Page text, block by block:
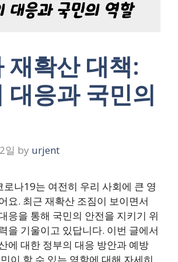
재확산 대책:
대응과 국민의
일 by urjent
나19는 여전히 우리 사회에 큰 영
요. 최근 재확산 조짐이 보이면서
응을 통해 국민의 안전을 지키기 위
을 기울이고 있답니다. 이번 글에서
에 대한 정부의 대응 방안과 예방
이 할 수 있는 역할에 대해 자세히